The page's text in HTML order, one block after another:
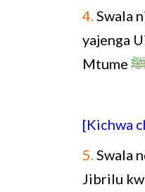
4.Swala
yajenga
Mtume
[Kichwa
5.Swala
Jibrilu